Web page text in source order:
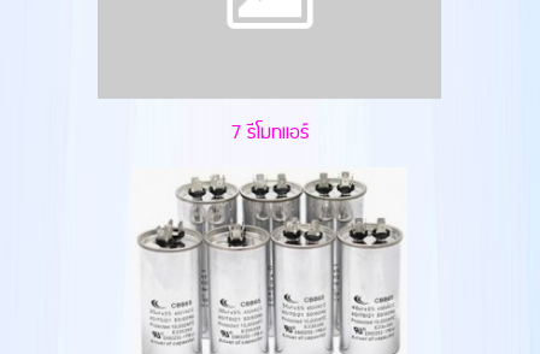
7 รีโมทแอร์